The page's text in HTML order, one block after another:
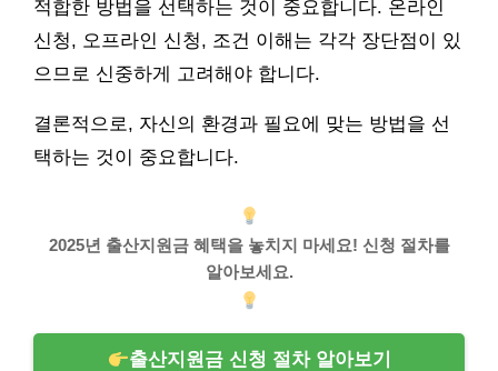
적합한 방법을 선택하는 것이 중요합니다. 온라인
신청, 오프라인 신청, 조건 이해는 각각 장단점이 있
으므로 신중하게 고려해야 합니다.
결론적으로, 자신의 환경과 필요에 맞는 방법을 선
택하는 것이 중요합니다.
2025년 출산지원금 혜택을 놓치지 마세요! 신청 절차를
알아보세요.
출산지원금 신청 절차 알아보기